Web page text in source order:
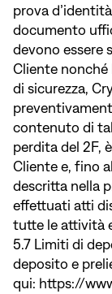
prova
documento
devono essere
Cliente nonché
di sicurezza,
contenuto di
perdita del 2F,
Cliente e, fino
descritta nella
effettuati atti
tutte le attività
5.7 Limiti di
deposito e
qui: https://